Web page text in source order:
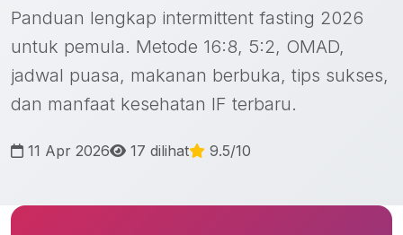
Panduan lengkap intermittent fasting 2026
untuk pemula. Metode 16:8, 5:2, OMAD,
jadwal puasa, makanan berbuka, tips sukses,
dan manfaat kesehatan IF terbaru.
11 Apr 2026 17 dilihat 9.5/10